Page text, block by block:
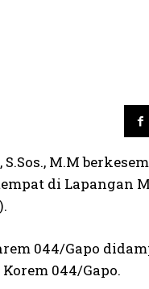
M.M
di Lapangan
044/Gapo
044/Gapo.